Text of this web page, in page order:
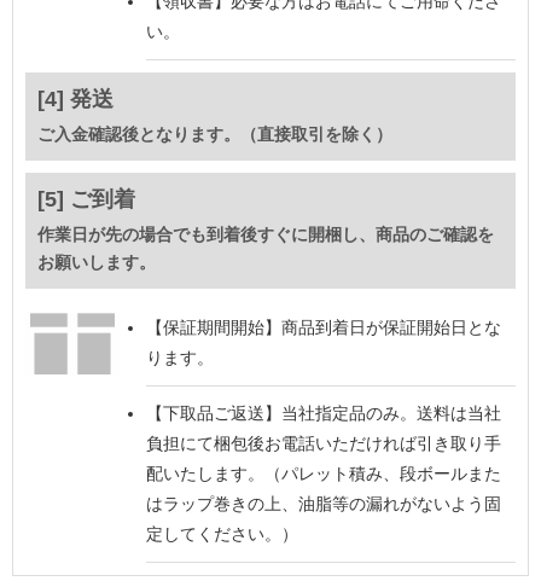
い。
[4] 発送
ご入金確認後となります。（直接取引を除く）
[5] ご到着
作業日が先の場合でも到着後すぐに開梱し、商品のご確認を
お願いします。
【保証期間開始】 商品到着日が保証開始日とな
ります。
【下取品ご返送】 当社指定品のみ。送料は当社
負担にて梱包後お電話いただければ引き取り手
配いたします。（パレット積み、段ボールまた
はラップ巻きの上、油脂等の漏れがないよう固
定してください。）